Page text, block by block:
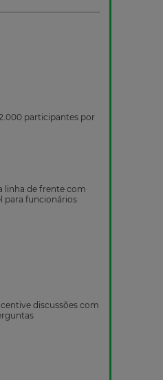
participantes por
linha de frente com
para funcionários
discussões com